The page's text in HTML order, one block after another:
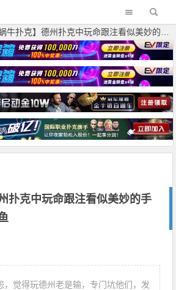
牛扑克】德州扑克中玩命跟注看似美妙的手牌，下一秒变成鱼
扑克中玩命跟注看似美妙的手
，觉得玩德州老是输，专门坑他们，发